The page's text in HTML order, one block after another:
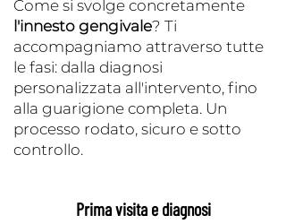
Come si svolge concretamente
l'innesto gengivale? Ti
accompagniamo attraverso tutte
le fasi: dalla diagnosi
personalizzata all'intervento, fino
alla guarigione completa. Un
processo rodato, sicuro e sotto
controllo.
Prima visita e diagnosi